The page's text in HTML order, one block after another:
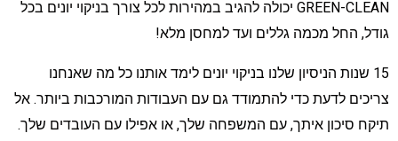
GREEN-CLEAN יכולה להגיב במהירות לכל צורך בניקוי יונים בכל
החל מכמה גללים ועד למחסן מלא!
15 שנות הניסיון שלנו בניקוי יונים לימד אותנו כל מה שאנחנו
לדעת כדי להתמודד גם עם העבודות המורכבות ביותר. אל
סיכון איתך, עם המשפחה שלך, או אפילו עם העובדים שלך.